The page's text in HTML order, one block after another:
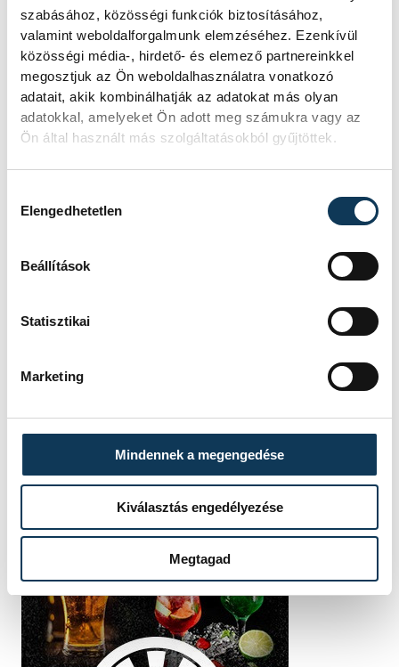
szabásához, közösségi funkciók biztosításához,
valamint weboldalforgalmunk elemzéséhez. Ezenkívül
közösségi média-, hirdető- és elemező partnereinkkel
megosztjuk az Ön weboldalhasználatra vonatkozó
adatait, akik kombinálhatják az adatokat más olyan
adatokkal, amelyeket Ön adott meg számukra vagy az
Ön által használt más szolgáltatásokból gyűjtöttek.
Elengedhetetlen
Beállítások
Statisztikai
Marketing
Mindennek a megengedése
Kiválasztás engedélyezése
Megtagad
SZERZŐ
Schöngrundtner
Tamás
FOTÓS
Szalai
Csaba